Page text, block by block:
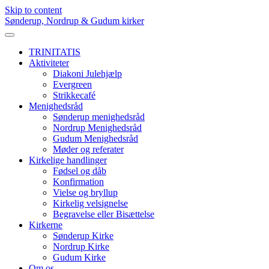
Skip to content
Sønderup, Nordrup & Gudum kirker
TRINITATIS
Aktiviteter
Diakoni Julehjælp
Evergreen
Strikkecafé
Menighedsråd
Sønderup menighedsråd
Nordrup Menighedsråd
Gudum Menighedsråd
Møder og referater
Kirkelige handlinger
Fødsel og dåb
Konfirmation
Vielse og bryllup
Kirkelig velsignelse
Begravelse eller Bisættelse
Kirkerne
Sønderup Kirke
Nordrup Kirke
Gudum Kirke